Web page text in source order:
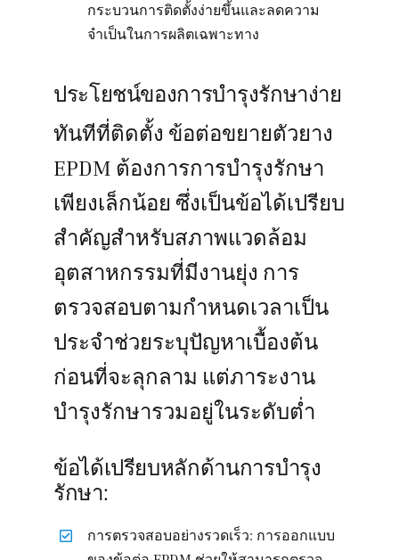
กระบวนการติดตั้งง่ายขึ้นและลดความ
จำเป็นในการผลิตเฉพาะทาง
ประโยชน์ของการบำรุงรักษาง่าย
ทันทีที่ติดตั้ง ข้อต่อขยายตัวยาง
EPDM ต้องการการบำรุงรักษา
เพียงเล็กน้อย ซึ่งเป็นข้อได้เปรียบ
สำคัญสำหรับสภาพแวดล้อม
อุตสาหกรรมที่มีงานยุ่ง การ
ตรวจสอบตามกำหนดเวลาเป็น
ประจำช่วยระบุปัญหาเบื้องต้น
ก่อนที่จะลุกลาม แต่ภาระงาน
บำรุงรักษารวมอยู่ในระดับต่ำ
ข้อได้เปรียบหลักด้านการบำรุง
รักษา:
การตรวจสอบอย่างรวดเร็ว: การออกแบบ